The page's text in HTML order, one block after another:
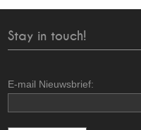
Stay in touch!
E-mail Nieuwsbrief: